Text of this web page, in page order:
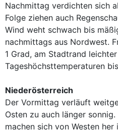
Nachmittag verdichten sich
Folge ziehen auch
Wind weht schwach bis
nachmittags aus Nordwest.
1 Grad, am Stadtrand
Tageshöchsttemperaturen
Niederösterreich
Der Vormittag verläuft
Osten zu auch länger
machen sich von Westen her